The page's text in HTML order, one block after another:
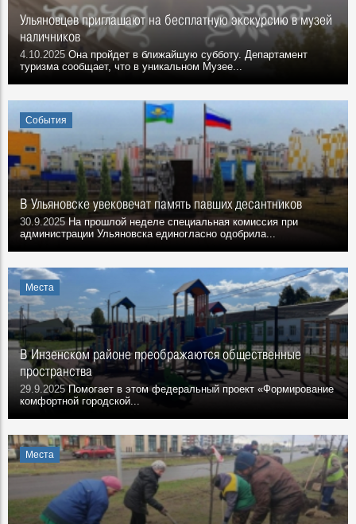
Ульяновцев приглашают на бесплатную экскурсию в музей
наличников
4.10.2025 Она пройдет в ближайшую субботу. Департамент
туризма сообщает, что в уникальном Музее...
События
В Ульяновске увековечат память павших десантников
30.9.2025 На прошлой неделе специальная комиссия при
администрации Ульяновска единогласно одобрила...
Места
В Инзенском районе преображаются общественные
пространства
29.9.2025Помогает в этом федеральный проект «Формирование
комфортной городской...
Места